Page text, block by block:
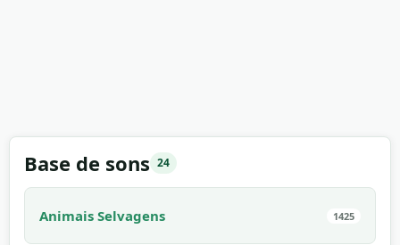
Base de sons 24
Animais Selvagens 1425